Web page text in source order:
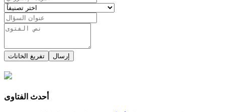
إرسال تفريغ الخانات
أحدث الفتاوى